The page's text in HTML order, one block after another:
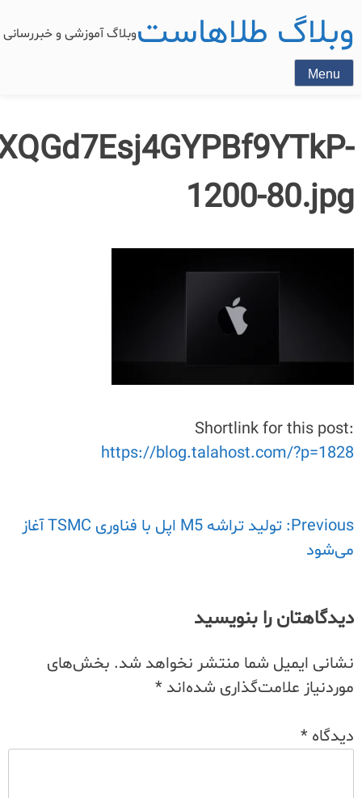
وبلاگ طلاهاستوبلاگ آموزشی و
Menu
1200-80.jpg
Shortlink for this post:
https://blog.talahost.com/?p=1828
راهبری
نوشته
Previous:
تولید تراشه M5 اپل با فناوری TSMC آغاز
می‌شود
دیدگاهتان را بنویسید
نشانی ایمیل شما منتشر نخواهد شد. بخش‌های
موردنیاز علامت‌گذاری شده‌اند *
دیدگاه *